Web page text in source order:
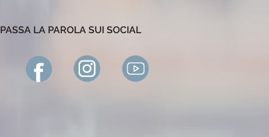
PASSA LA PAROLA SUI SOCIAL